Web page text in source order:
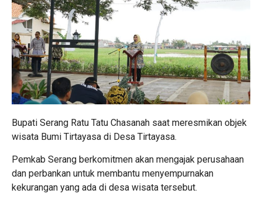
Bupati Serang Ratu Tatu Chasanah saat meresmikan objek
wisata Bumi Tirtayasa di Desa Tirtayasa.
Pemkab Serang berkomitmen akan mengajak perusahaan
dan perbankan untuk membantu menyempurnakan
kekurangan yang ada di desa wisata tersebut.